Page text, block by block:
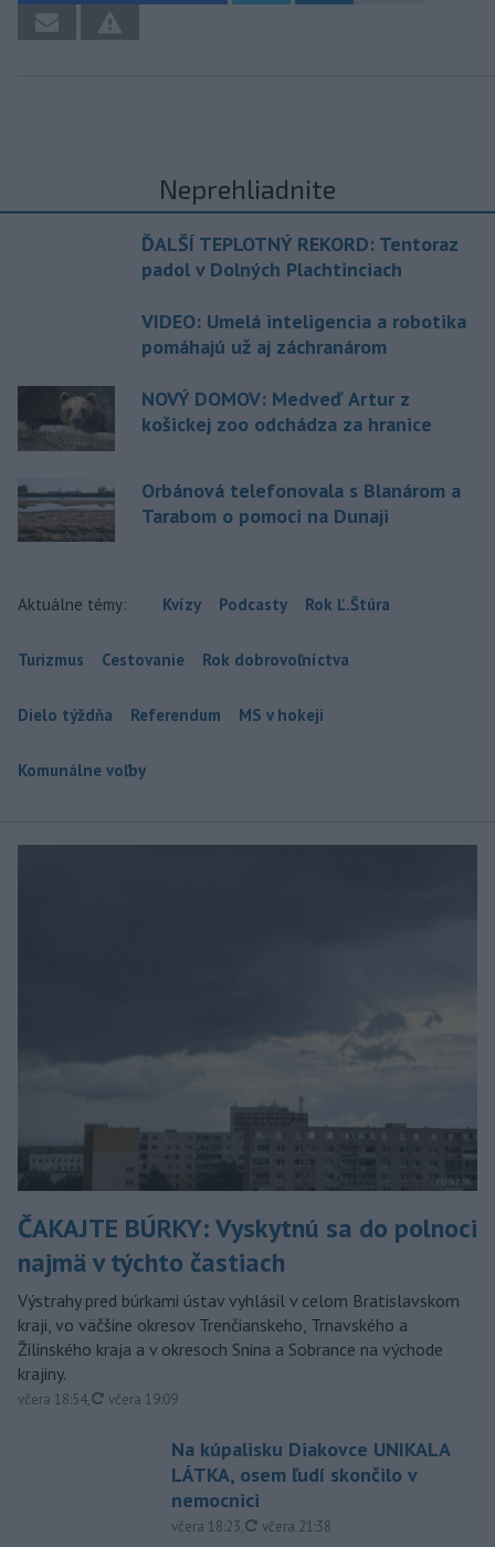
Neprehliadnite
ĎALŠÍ TEPLOTNÝ REKORD: Tentoraz
padol v Dolných Plachtinciach
VIDEO: Umelá inteligencia a robotika
pomáhajú už aj záchranárom
NOVÝ DOMOV: Medveď Artur z
košickej zoo odchádza za hranice
Orbánová telefonovala s Blanárom a
Tarabom o pomoci na Dunaji
Aktuálne témy: Kvízy Podcasty Rok Ľ.Štúra
Turizmus Cestovanie Rok dobrovoľníctva
Dielo týždňa Referendum MS v hokeji
Komunálne voľby
ČAKAJTE BÚRKY: Vyskytnú sa do polnoci
najmä v týchto častiach
Výstrahy pred búrkami ústav vyhlásil v celom Bratislavskom
kraji, vo väčšine okresov Trenčianskeho, Trnavského a
Žilinského kraja a v okresoch Snina a Sobrance na východe
krajiny.
včera 18:54, aktualizované
včera 19:09
Na kúpalisku Diakovce UNIKALA
LÁTKA, osem ľudí skončilo v
nemocnici
včera 18:23, aktualizované
včera 21:38